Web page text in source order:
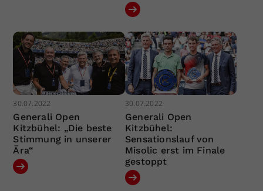
30.07.2022
Generali Open
Kitzbühel: „Die beste
Stimmung in unserer
Ära“
30.07.2022
Generali Open
Kitzbühel:
Sensationslauf von
Misolic erst im Finale
gestoppt